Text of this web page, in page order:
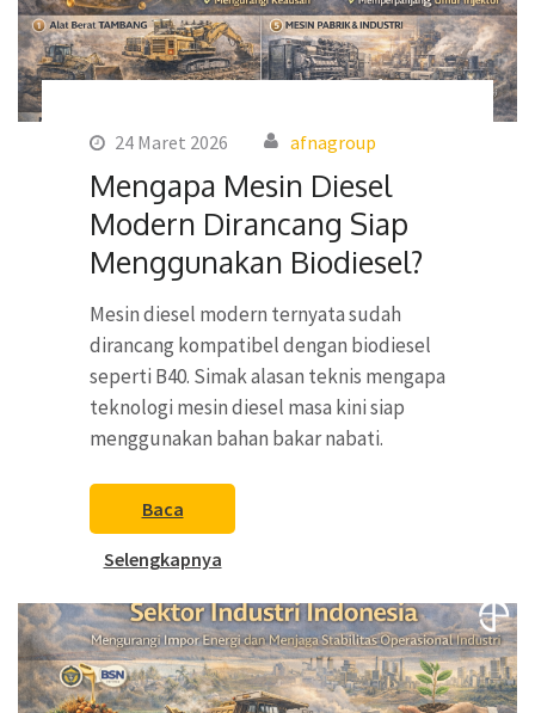
24 Maret 2026 afnagroup
Mengapa Mesin Diesel
Modern Dirancang Siap
Menggunakan Biodiesel?
Mesin diesel modern ternyata sudah
dirancang kompatibel dengan biodiesel
seperti B40. Simak alasan teknis mengapa
teknologi mesin diesel masa kini siap
menggunakan bahan bakar nabati.
Baca
Selengkapnya